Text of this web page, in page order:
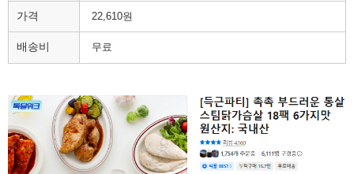
가격 22,610원
배송비 무료